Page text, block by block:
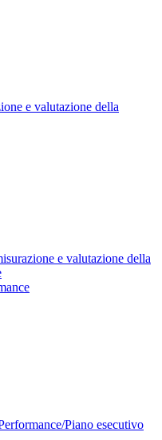
e valutazione della
e valutazione della
Piano esecutivo